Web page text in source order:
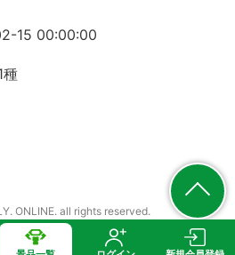
15 00:00:00
ONLINE. all rights reserved.